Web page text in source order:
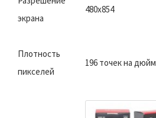
экрана
480x854
Плотность
пикселей
196 точек на дюйм